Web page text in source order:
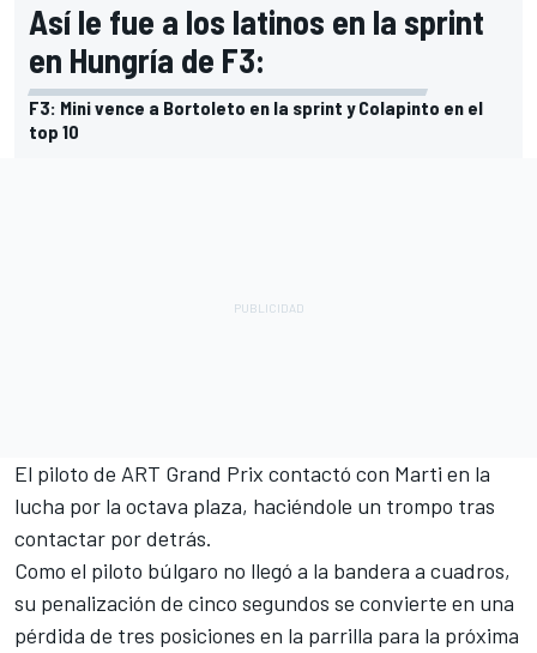
Así le fue a los latinos en la sprint
en Hungría de F3:
F3: Mini vence a Bortoleto en la sprint y Colapinto en el
top 10
El piloto de ART Grand Prix contactó con Marti en la
lucha por la octava plaza, haciéndole un trompo tras
contactar por detrás.
Como el piloto búlgaro no llegó a la bandera a cuadros,
su penalización de cinco segundos se convierte en una
pérdida de tres posiciones en la parrilla para la próxima